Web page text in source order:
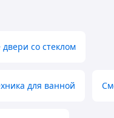
со стеклом
для ванной